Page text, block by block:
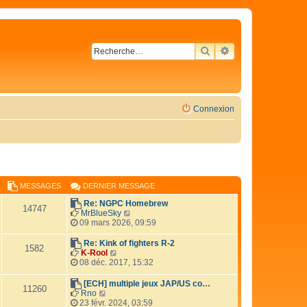
RECHERCHER
RECHERCHE
Connexion
MESSAGES DERNIER MESSAGE
14747
Re: NGPC Homebrew
MrBlueSky
o
i
r
e
e
r
n
09 mars 2026, 09:59
1582
Re: Kink of fighters R-2
K-Rool
o
r
e
08 déc. 2017, 15:32
11260
[ECH] multiple jeux JAP/US co…
Rno
o
23 févr. 2024, 03:59